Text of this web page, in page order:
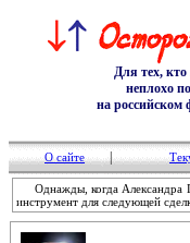
Для тех, кто
неплохо
на российском
О сайте
Однажды, когда Александра
инструмент для следующей